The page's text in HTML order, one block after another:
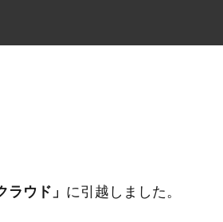
ラウド」 に引越しました。